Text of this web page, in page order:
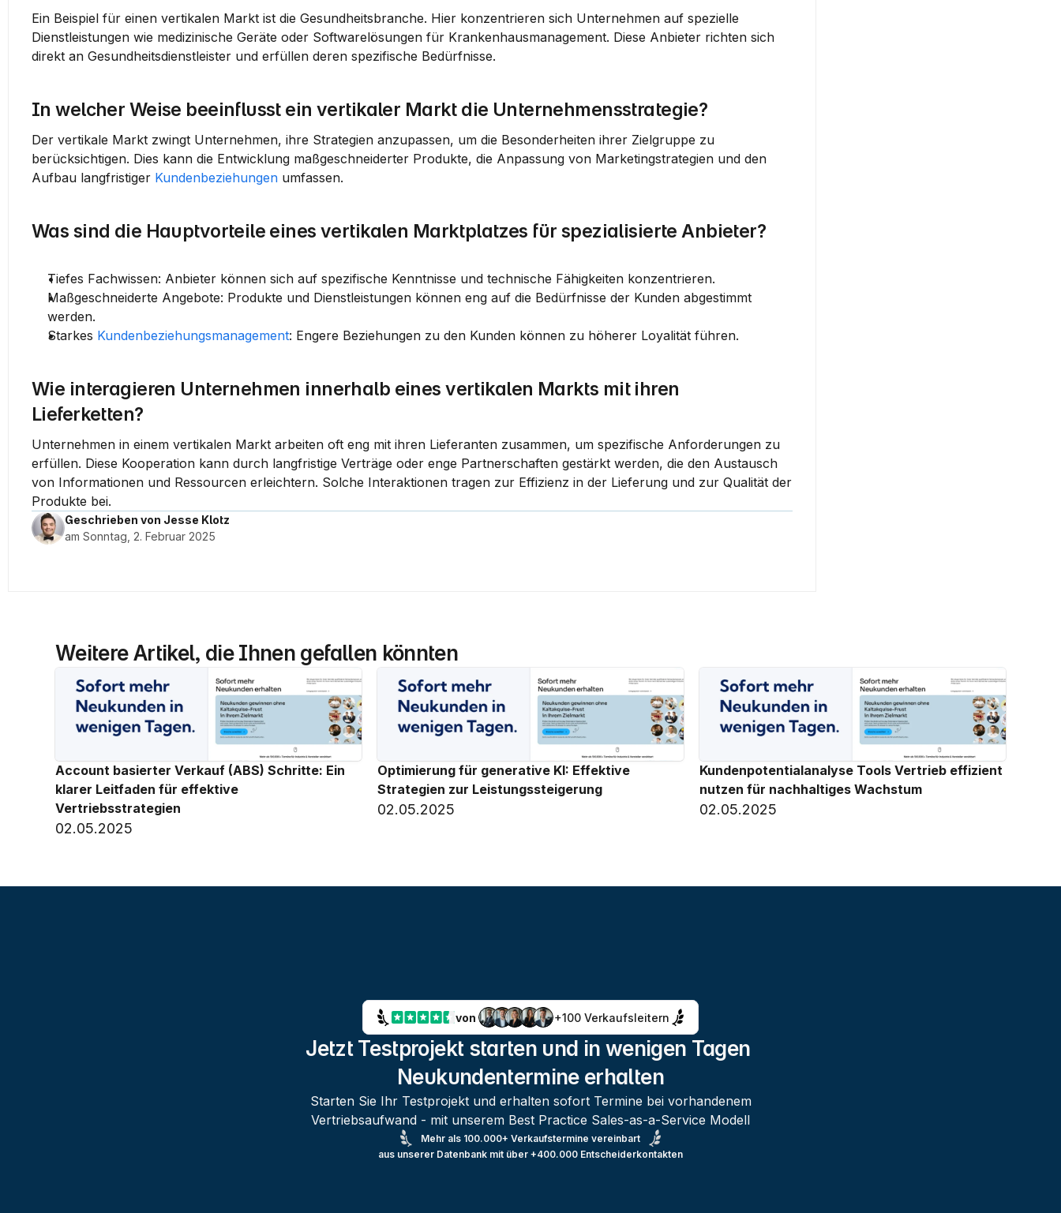
Ein Beispiel für einen vertikalen Markt ist die Gesundheitsbranche. Hier konzentrieren sich Unternehmen auf spezielle
Dienstleistungen wie medizinische Geräte oder Softwarelösungen für Krankenhausmanagement. Diese Anbieter richten sich
direkt an Gesundheitsdienstleister und erfüllen deren spezifische Bedürfnisse.
In welcher Weise beeinflusst ein vertikaler Markt die Unternehmensstrategie?
Der vertikale Markt zwingt Unternehmen, ihre Strategien anzupassen, um die Besonderheiten ihrer Zielgruppe zu
berücksichtigen. Dies kann die Entwicklung maßgeschneiderter Produkte, die Anpassung von Marketingstrategien und den
Aufbau langfristiger Kundenbeziehungen umfassen.
Was sind die Hauptvorteile eines vertikalen Marktplatzes für spezialisierte Anbieter?
Tiefes Fachwissen: Anbieter können sich auf spezifische Kenntnisse und technische Fähigkeiten konzentrieren.
Maßgeschneiderte Angebote: Produkte und Dienstleistungen können eng auf die Bedürfnisse der Kunden abgestimmt
werden.
Starkes Kundenbeziehungsmanagement: Engere Beziehungen zu den Kunden können zu höherer Loyalität führen.
Wie interagieren Unternehmen innerhalb eines vertikalen Markts mit ihren
Lieferketten?
Unternehmen in einem vertikalen Markt arbeiten oft eng mit ihren Lieferanten zusammen, um spezifische Anforderungen zu
erfüllen. Diese Kooperation kann durch langfristige Verträge oder enge Partnerschaften gestärkt werden, die den Austausch
von Informationen und Ressourcen erleichtern. Solche Interaktionen tragen zur Effizienz in der Lieferung und zur Qualität der
Produkte bei.
Geschrieben von Jesse Klotz
am Sonntag, 2. Februar 2025
Weitere Artikel, die Ihnen gefallen könnten
Account basierter Verkauf (ABS) Schritte: Ein
klarer Leitfaden für effektive
Vertriebsstrategien
02.05.2025
Optimierung für generative KI: Effektive
Strategien zur Leistungssteigerung
02.05.2025
Kundenpotentialanalyse Tools Vertrieb effizient
nutzen für nachhaltiges Wachstum
02.05.2025
von +100 Verkaufsleitern
Jetzt Testprojekt starten und in wenigen Tagen
Neukundentermine erhalten
Starten Sie Ihr Testprojekt und erhalten sofort Termine bei vorhandenem
Vertriebsaufwand - mit unserem Best Practice Sales-as-a-Service Modell
Mehr als 100.000+ Verkaufstermine vereinbart
aus unserer Datenbank mit über +400.000 Entscheiderkontakten